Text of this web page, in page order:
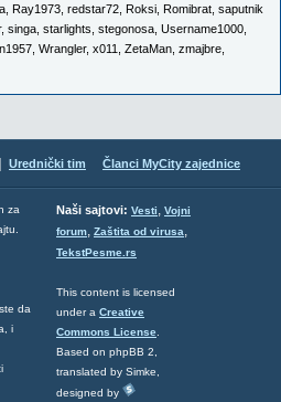
Ray1973 redstar72 Roksi Romibrat saputnik
, singa starlights stegonosa Username1000
Wrangler, x011 ZetaMan zmajbre
Urednički tim Članci MyCity zajednice
za
da
i
Naši sajtovi: Vesti, Vojni
forum, Zaštita od virusa,
TekstPesme.rs
This content is licensed
under a Creative
Commons License
Based on phpBB 2,
translated by Simke,
designed by